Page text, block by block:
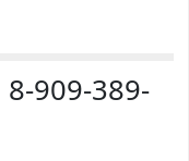
8-909-389-